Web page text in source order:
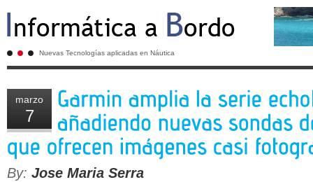
Nuevas Tecnologías aplicadas en Náutica
marzo
7
By: Jose Maria Serra